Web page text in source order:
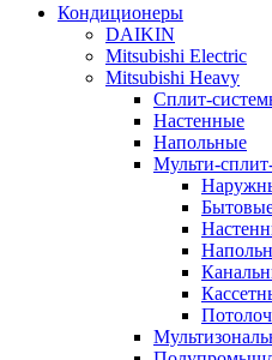
Кондиционеры
DAIKIN
Mitsubishi Electric
Mitsubishi Heavy
Сплит-
Настенные
Напольные
Мульти-